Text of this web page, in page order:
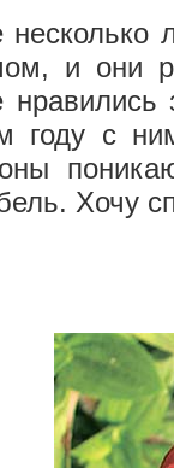
несколько
и они
нравились
году с
Хочу